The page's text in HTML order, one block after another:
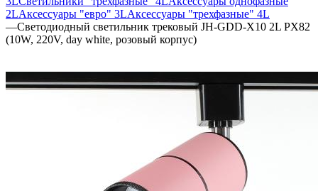
2LАксессуары "евро" 3LАксессуары "трехфазные" 4L
—Светодиодный светильник трековый JH-GDD-X10 2L PX82
(10W, 220V, day white, розовый корпус)